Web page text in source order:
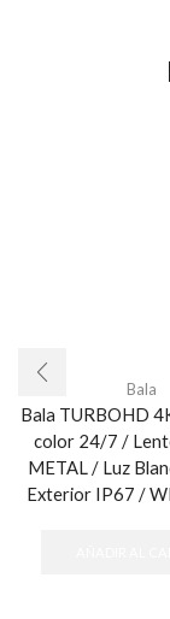
Bala
Bala TURBOHD
color 24/7 /
METAL / Luz
Exterior IP67 /